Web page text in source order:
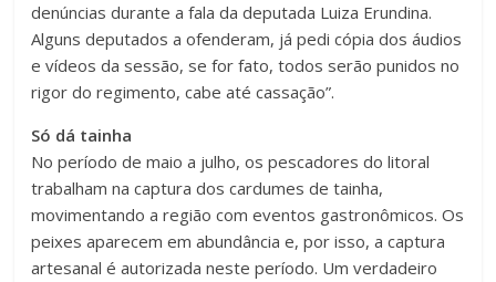
denúncias durante a fala da deputada Luiza Erundina.
Alguns deputados a ofenderam, já pedi cópia dos áudios
e vídeos da sessão, se for fato, todos serão punidos no
rigor do regimento, cabe até cassação”.
Só dá tainha
No período de maio a julho, os pescadores do litoral
trabalham na captura dos cardumes de tainha,
movimentando a região com eventos gastronômicos. Os
peixes aparecem em abundância e, por isso, a captura
artesanal é autorizada neste período. Um verdadeiro